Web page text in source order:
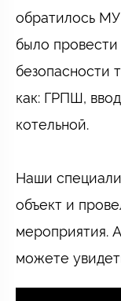
обратилось
было
безопасности
как: ГРПШ,
котельной.⠀
Наши
объект и
мероприятия.
можете